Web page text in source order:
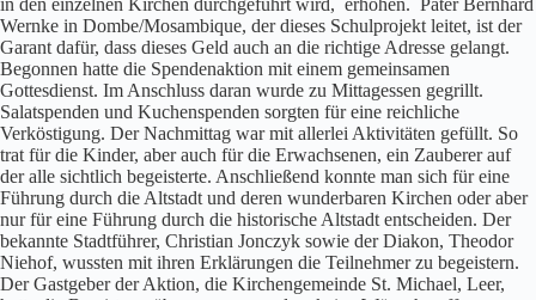
in den einzelnen Kirchen durchgeführt wird, erhöhen. Pater Bernhard
Wernke in Dombe/Mosambique, der dieses Schulprojekt leitet, ist der
Garant dafür, dass dieses Geld auch an die richtige Adresse gelangt.
Begonnen hatte die Spendenaktion mit einem gemeinsamen
Gottesdienst. Im Anschluss daran wurde zu Mittagessen gegrillt.
Salatspenden und Kuchenspenden sorgten für eine reichliche
Verköstigung. Der Nachmittag war mit allerlei Aktivitäten gefüllt. So
trat für die Kinder, aber auch für die Erwachsenen, ein Zauberer auf
der alle sichtlich begeisterte. Anschließend konnte man sich für eine
Führung durch die Altstadt und deren wunderbaren Kirchen oder aber
nur für eine Führung durch die historische Altstadt entscheiden. Der
bekannte Stadtführer, Christian Jonczyk sowie der Diakon, Theodor
Niehof, wussten mit ihren Erklärungen die Teilnehmer zu begeistern.
Der Gastgeber der Aktion, die Kirchengemeinde St. Michael, Leer,